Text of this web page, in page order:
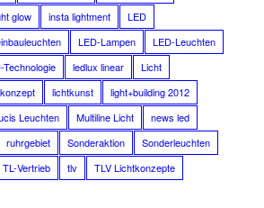
glow insta lightment
LED
LED-Lampen
LED-Leuchten
Technologie ledlux linear
Licht
lichtkunst
light+building 2012
Leuchten Multiline Licht
news led
ruhrgebiet Sonderaktion
Sonderleuchten
TL-Vertrieb tlv
TLV Lichtkonzepte